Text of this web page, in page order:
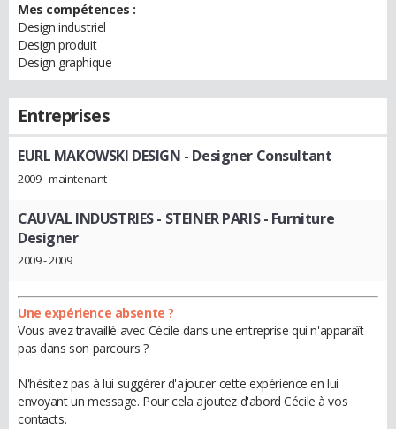
Mes compétences :
Design industriel
Design produit
Design graphique
Entreprises
EURL MAKOWSKI DESIGN - Designer Consultant
2009 - maintenant
CAUVAL INDUSTRIES - STEINER PARIS- Furniture
Designer
2009 - 2009
Une expérience absente ?
Vous avez travaillé avec Cécile dans une entreprise qui n'apparaît
pas dans son parcours ?
N'hésitez pas à lui suggérer d'ajouter cette expérience en lui
envoyant un message. Pour cela ajoutez d'abord Cécile à vos
contacts.